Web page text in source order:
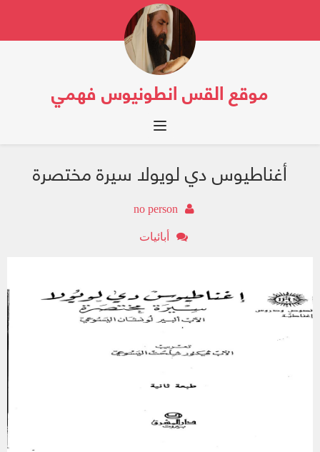
موقع القس انطونيوس فهمي
Toggle navigation
أغناطيوس دي لويولا سيرة مختصرة
no person
أبائيات